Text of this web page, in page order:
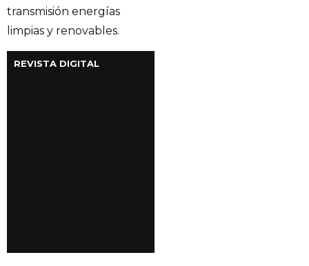
transmisión energías
limpias y renovables.
REVISTA DIGITAL